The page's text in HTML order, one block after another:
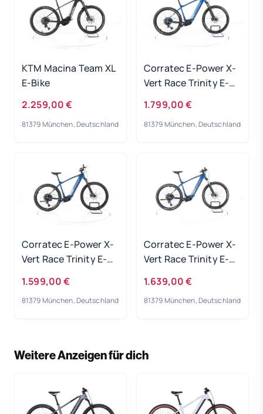
KTM Macina Team XL
E-Bike
2.259,00 €
81379 München, Deutschland
Corratec E-Power X-
Vert Race Trinity E-
1.799,00 €
81379 München, Deutschland
Corratec E-Power X-
Vert Race Trinity E-
1.599,00 €
81379 München, Deutschland
Corratec E-Power X-
Vert Race Trinity E-
1.639,00 €
81379 München, Deutschland
Weitere Anzeigen für dich